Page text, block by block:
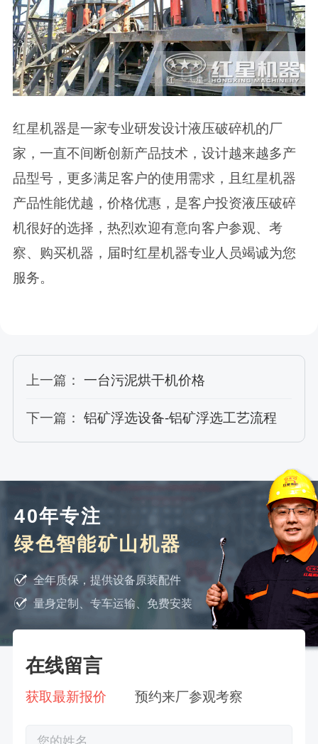
红星机器是一家专业研发设计液压破碎机的厂
家，一直不间断创新产品技术，设计越来越多产
品型号，更多满足客户的使用需求，且红星机器
产品性能优越，价格优惠，是客户投资液压破碎
机很好的选择，热烈欢迎有意向客户参观、考
察、购买机器，届时红星机器专业人员竭诚为您
服务。
上一篇： 一台污泥烘干机价格
下一篇： 铝矿浮选设备-铝矿浮选工艺流程
40年专注
绿色智能矿山机器
全年质保，提供设备原装配件
量身定制、专车运输、免费安装
在线留言
获取最新报价 预约来厂参观考察